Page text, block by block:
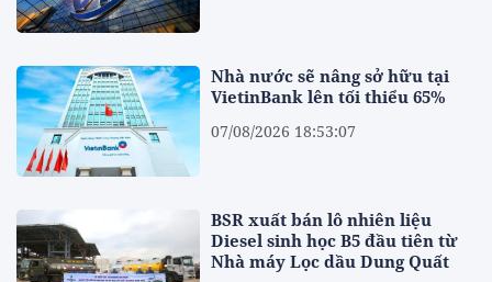
Nhà nước sẽ nâng sở hữu tại
VietinBank lên tối thiểu 65%
07/08/2026 18:53:07
BSR xuất bán lô nhiên liệu
Diesel sinh học B5 đầu tiên từ
Nhà máy Lọc dầu Dung Quất